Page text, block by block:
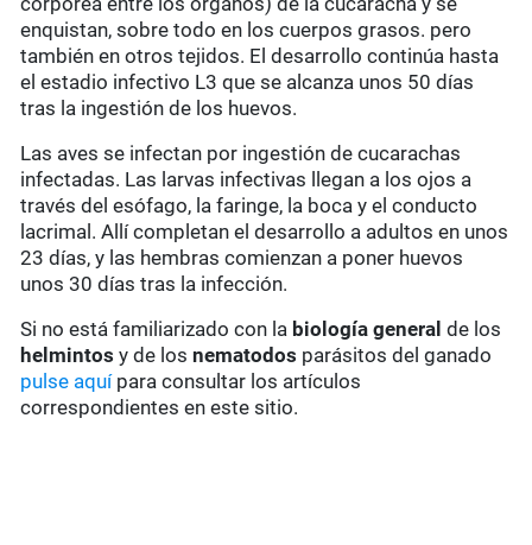
enquistan, sobre todo en los cuerpos grasos. pero
también en otros tejidos. El desarrollo continúa hasta
el estadio infectivo L3 que se alcanza unos 50 días
tras la ingestión de los huevos.
Las aves se infectan por ingestión de cucarachas
infectadas. Las larvas infectivas llegan a los ojos a
través del esófago, la faringe, la boca y el conducto
lacrimal. Allí completan el desarrollo a adultos en unos
23 días, y las hembras comienzan a poner huevos
unos 30 días tras la infección.
Si no está familiarizado con la biología generalde los
helmintos y de losnematodos parásitos del ganado
pulse aquípara consultar los artículos
correspondientes en este sitio.